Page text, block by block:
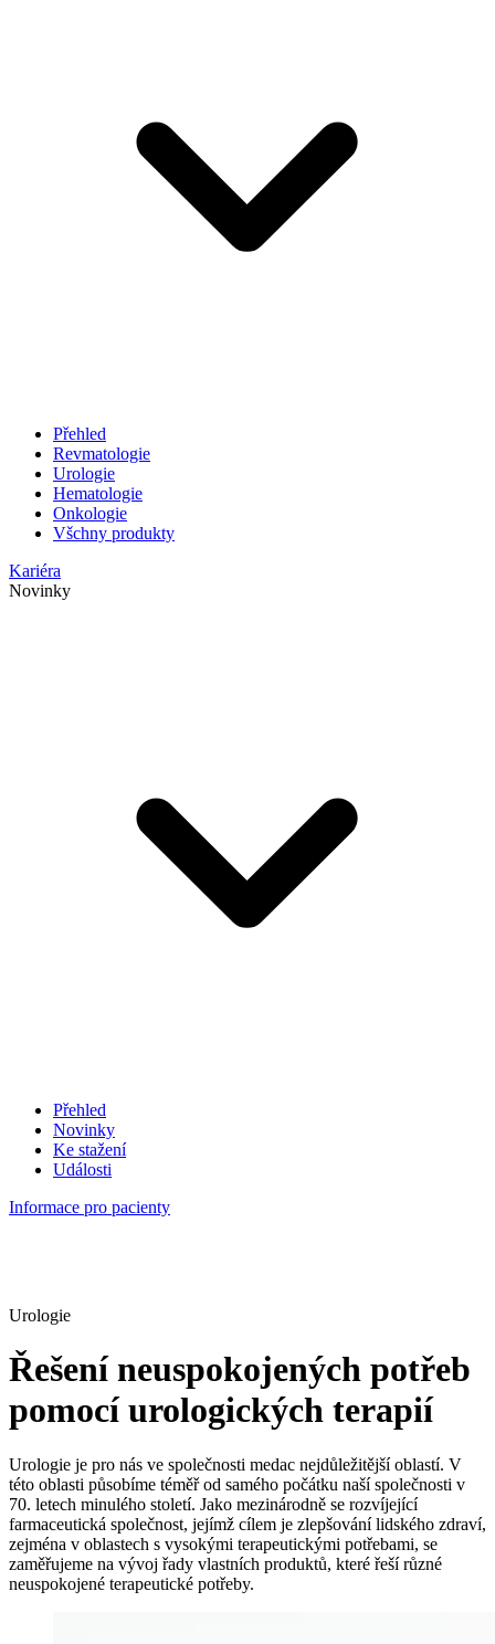
Přehled
Revmatologie
Urologie
Hematologie
Onkologie
Všchny produkty
Kariéra
Novinky
Přehled
Novinky
Ke stažení
Události
Informace pro pacienty
Urologie
Řešení neuspokojených potřeb
pomocí urologických terapií
Urologie je pro nás ve společnosti medac nejdůležitější oblastí. V
této oblasti působíme téměř od samého počátku naší společnosti v
70. letech minulého století. Jako mezinárodně se rozvíjející
farmaceutická společnost, jejímž cílem je zlepšování lidského zdraví,
zejména v oblastech s vysokými terapeutickými potřebami, se
zaměřujeme na vývoj řady vlastních produktů, které řeší různé
neuspokojené terapeutické potřeby.